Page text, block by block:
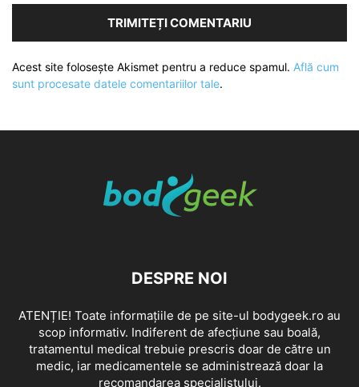
Acest site folosește Akismet pentru a reduce spamul. Află cum
sunt procesate datele comentariilor tale.
DESPRE NOI
ATENȚIE! Toate informațiile de pe site-ul bodygeek.ro au
scop informativ. Indiferent de afecțiune sau boală,
tratamentul medical trebuie prescris doar de către un
medic, iar medicamentele se administrează doar la
recomandarea specialistului.